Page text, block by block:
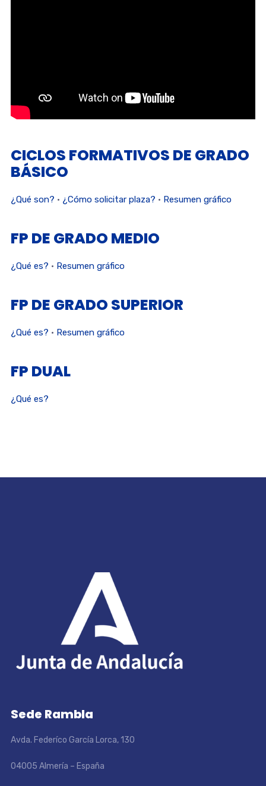
CICLOS FORMATIVOS DE GRADO
BÁSICO
¿Qué son? · ¿Cómo solicitar plaza? · Resumen gráfico
FP DE GRADO MEDIO
¿Qué es? · Resumen gráfico
FP DE GRADO SUPERIOR
¿Qué es? · Resumen gráfico
FP DUAL
¿Qué es?
Sede Rambla
Avda. Federíco García Lorca, 130
04005 Almería – España